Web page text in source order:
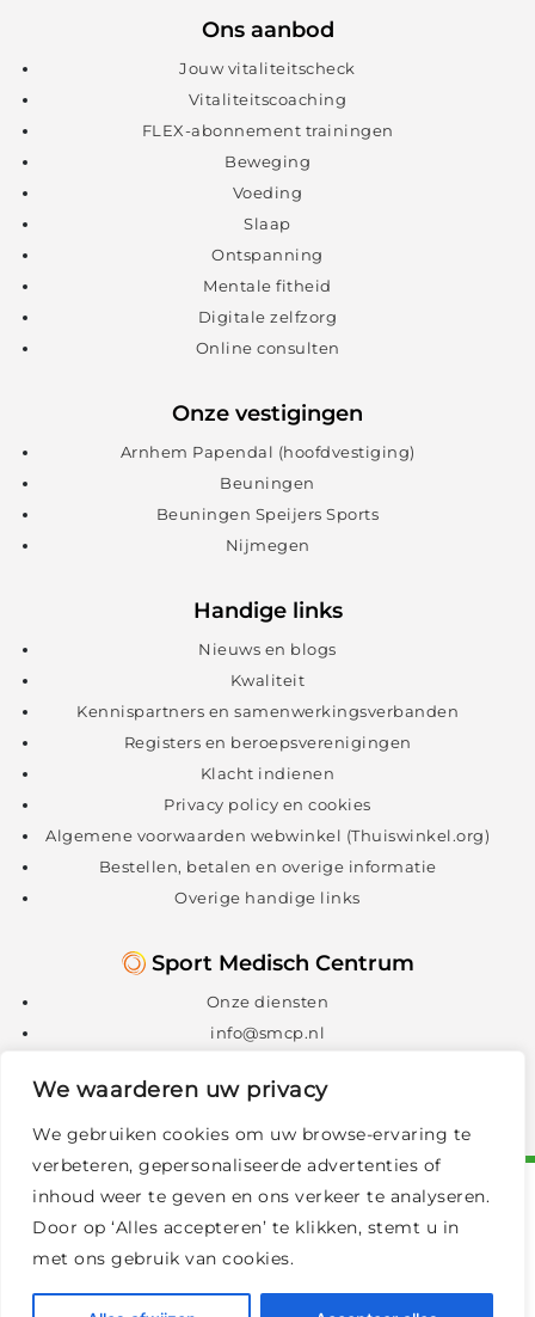
We waarderen uw privacy
We gebruiken cookies om uw browse-ervaring te
verbeteren, gepersonaliseerde advertenties of
inhoud weer te geven en ons verkeer te analyseren.
Door op ‘Alles accepteren’ te klikken, stemt u in
met ons gebruik van cookies.
Ons aanbod
Jouw vitaliteitscheck
Vitaliteitscoaching
FLEX-abonnement trainingen
Beweging
Voeding
Slaap
Ontspanning
Mentale fitheid
Digitale zelfzorg
Online consulten
Onze vestigingen
Arnhem Papendal (hoofdvestiging)
Beuningen
Beuningen Speijers Sports
Nijmegen
Handige links
Nieuws en blogs
Kwaliteit
Kennispartners en samenwerkingsverbanden
Registers en beroepsverenigingen
Klacht indienen
Privacy policy en cookies
Algemene voorwaarden webwinkel (Thuiswinkel.org)
Bestellen, betalen en overige informatie
Overige handige links
Sport Medisch Centrum
Onze diensten
info@smcp.nl